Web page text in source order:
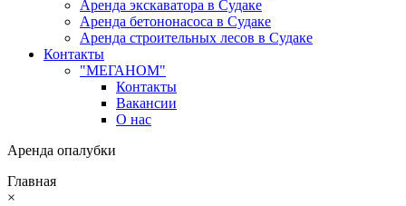
Аренда экскаватора в Судаке
Аренда бетононасоса в Судаке
Аренда строительных лесов в Судаке
Контакты
"МЕГАНОМ"
Контакты
Вакансии
О нас
Аренда опалубки
Главная
×